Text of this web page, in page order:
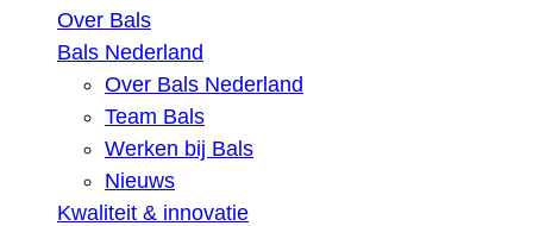
Over Bals
Bals Nederland
Over Bals Nederland
Team Bals
Werken bij Bals
Nieuws
Kwaliteit & innovatie